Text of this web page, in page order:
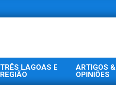
TRÊS LAGOAS E
REGIÃO
ARTIGOS &
OPINIÕES